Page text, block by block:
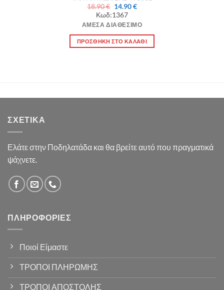
18.90€ Original
price
was:
18.90 €.
14.90€Η
είναι:
Κωδ:1367
ΆΜΕΣΑ ΔΙΑΘΈΣΙΜΟ
ΠΡΟΣΘΉΚΗ ΣΤΟ ΚΑΛΆΘΙ
ΣΧΕΤΙΚΆ
Ελάτε στην Ποδηλατάδα και θα βρείτε αυτό που πραγματικά
ψάχνετε.
ΠΛΗΡΟΦΟΡΊΕΣ
Ποιοί Είμαστε
ΤΡΟΠΟΙ ΠΛΗΡΩΜΗΣ
ΤΡΟΠΟΙ ΑΠΟΣΤΟΛΗΣ